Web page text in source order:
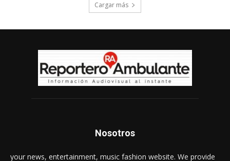
Cargar más
Nosotros
your news, entertainment, music fashion website. We provide